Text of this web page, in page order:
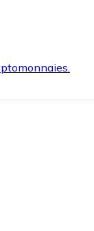
sécurité.
avez besoin.